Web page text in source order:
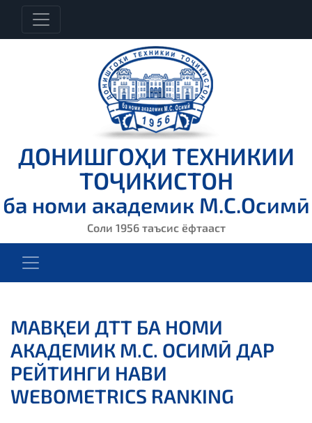
ДОНИШГОҲИ ТЕХНИКИИ
ТОҶИКИСТОН
ба номи академик М.С.Осимӣ
Соли 1956 таъсис ёфтааст
МАВҚЕИ ДТТ БА НОМИ
АКАДЕМИК М.С. ОСИМӢ ДАР
РЕЙТИНГИ НАВИ
WEBOMETRICS RANKING